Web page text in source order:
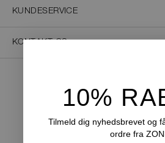
KUNDESERVICE
KONTAKT OS
NEM
10%
Tilmeld dig nyhedsbrevet og
ordre fra